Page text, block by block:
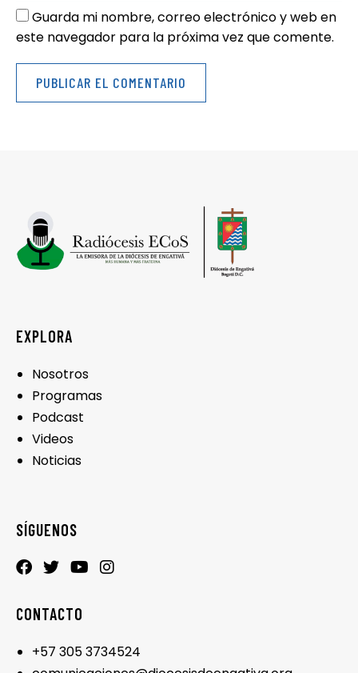
Guarda mi nombre, correo electrónico y web en
este navegador para la próxima vez que comente.
EXPLORA
Nosotros
Programas
Podcast
Videos
Noticias
SÍGUENOS
CONTACTO
+57 305 3734524